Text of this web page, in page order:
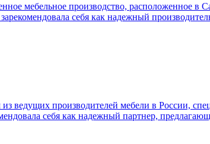
мебельное производство, расположенное в
себя как надежный
ведущих производителей мебели в России,
себя как надежный партнер,